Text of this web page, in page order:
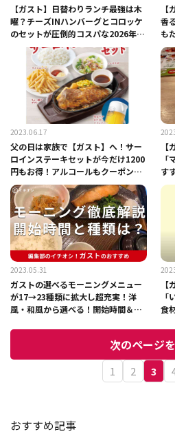
【ガスト】日替わりランチ最強は木
曜？チーズINハンバーグとコロッケ
のセットが圧倒的コスパな2026年最
香
も
2023.06.17
父の日は家族で【ガスト】へ！サー
ロインステーキセットが今だけ1200
円もお得！アルコールもクーポンで
安い！
す
ん
2023.05.31
ガストの選べるモーニングメニュー
が17→23種類に拡大し超充実！洋
風・和風から選べる！開始時間＆終
食
次のページ
1 2 3
おすすめ記事